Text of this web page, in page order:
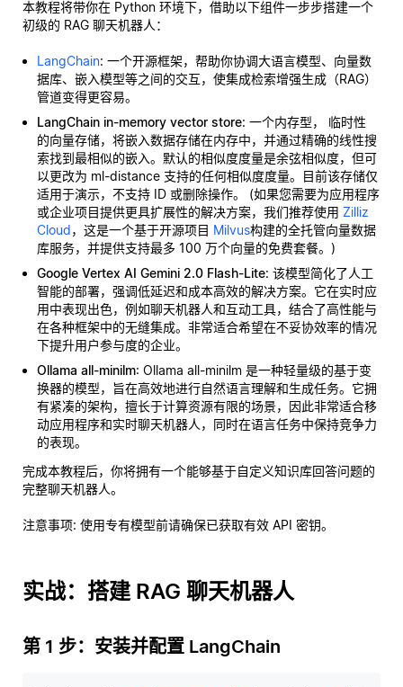
本教程将带你在 Python 环境下，借助以下组件一步步搭建一个
初级的 RAG 聊天机器人：
LangChain: 一个开源框架，帮助你协调大语言模型、向量数
据库、嵌入模型等之间的交互，使集成检索增强生成（RAG）
管道变得更容易。
LangChain in-memory vector store: 一个内存型， 临时性
的向量存储，将嵌入数据存储在内存中，并通过精确的线性搜
索找到最相似的嵌入。默认的相似度度量是余弦相似度，但可
以更改为 ml-distance 支持的任何相似度度量。目前该存储仅
适用于演示，不支持 ID 或删除操作。 (如果您需要为应用程序
或企业项目提供更具扩展性的解决方案，我们推荐使用 Zilliz
Cloud，这是一个基于开源项目 Milvus构建的全托管向量数据
库服务，并提供支持最多 100 万个向量的免费套餐。)
Google Vertex AI Gemini 2.0 Flash-Lite: 该模型简化了人工
智能的部署，强调低延迟和成本高效的解决方案。它在实时应
用中表现出色，例如聊天机器人和互动工具，结合了高性能与
在各种框架中的无缝集成。非常适合希望在不妥协效率的情况
下提升用户参与度的企业。
Ollama all-minilm: Ollama all-minilm 是一种轻量级的基于变
换器的模型，旨在高效地进行自然语言理解和生成任务。它拥
有紧凑的架构，擅长于计算资源有限的场景，因此非常适合移
动应用程序和实时聊天机器人，同时在语言任务中保持竞争力
的表现。
完成本教程后，你将拥有一个能够基于自定义知识库回答问题的
完整聊天机器人。
注意事项: 使用专有模型前请确保已获取有效 API 密钥。
实战：搭建 RAG 聊天机器人
第 1 步：安装并配置 LangChain